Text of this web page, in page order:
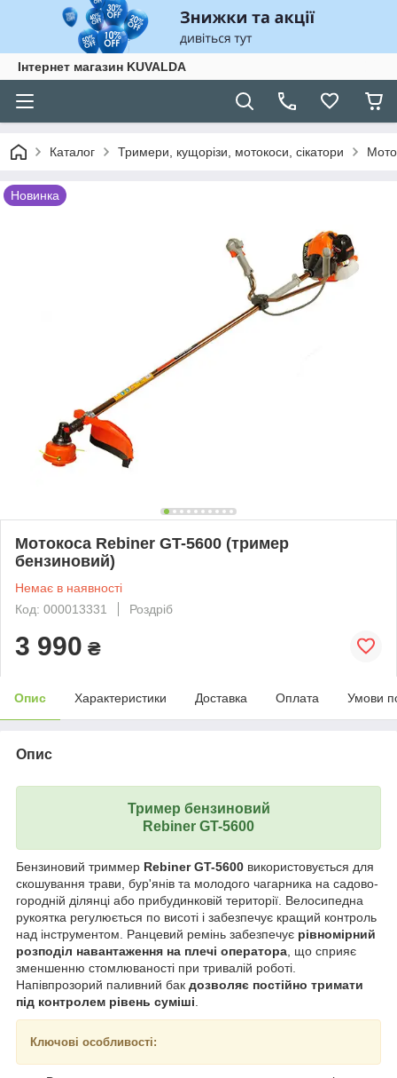
Інтернет магазин KUVALDA
Каталог Тримери, кущорізи, мотокоси, сікатори
Новинка
Мотокоса Rebiner GT-5600 (тример
бензиновий)
Немає в наявності
Код: 000013331
Роздріб
3 990 ₴
Опис Характеристики Доставка Оплата Умови
Опис
Тример бензиновий
Rebiner GT-5600
Бензиновий триммер Rebiner GT-5600 використовується для
скошування трави, бур'янів та молодого чагарника на садово-
городній ділянці або прибудинковій території. Велосипедна
рукоятка регулюється по висоті і забезпечує кращий контроль
над інструментом. Ранцевий ремінь забезпечує рівномірний
розподіл навантаження на плечі оператора , що сприяє
зменшенню стомлюваності при тривалій роботі.
Напівпрозорий паливний бак дозволяє постійно тримати
під контролем рівень суміші
Ключові особливості: